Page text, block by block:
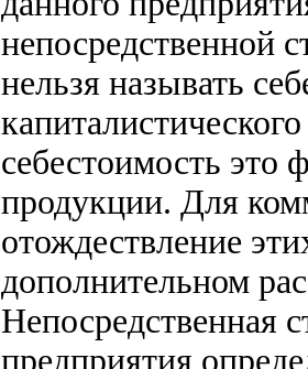
непосредственной
нельзя называть
себестоимость это
продукции. Для
отождествление
дополнительном
Непосредственная
предприятия